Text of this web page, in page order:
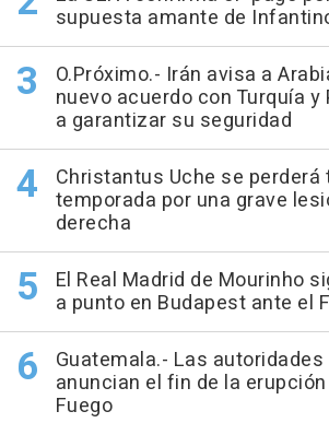
supuesta amante de
O.Próximo.- Irán avisa a
nuevo acuerdo con Turquía y
a garantizar su seguridad
Christantus Uche se perderá
temporada por una grave
derecha
El Real Madrid de Mourinho
a punto en Budapest ante el
Guatemala.- Las
anuncian el fin de la
Fuego